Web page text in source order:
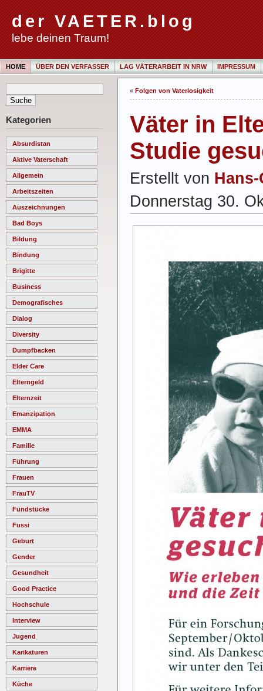
der VAETER.blog
lebe deinen Traum!
HOME ÜBER DEN VERFASSER LAG VÄTERARBEIT IN NRW IMPRESSUM
Kategorien
Absurdistan
Aktive Vaterschaft
Allgemein
Arbeitszeiten
Auszeichnungen
Bad Boys
Bildung
Bindung
Brigitte
Business
Demografisches
Dialog
Diversity
Dumpfbacken
Elder Care
Elterngeld
Elternzeit
Emanzipation
EMMA
Familie
Führung
Frauen
FrauTV
Fundstücke
Fussi
Geburt
Gender
Gesundheit
Good Practice
Hochschule
Interview
Jugend
Karikaturen
Karriere
Küche
« Folgen von Vaterlosigkeit
Väter in
Studie
Erstellt von
Donnerstag 30.